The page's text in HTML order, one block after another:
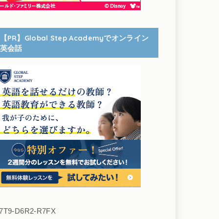
【PR】Global Step Academyでオンライン
英会話
D6R2-R7FX